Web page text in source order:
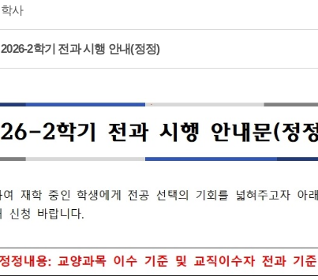
학사
2026-2학기 전과 시행 안내(정정)